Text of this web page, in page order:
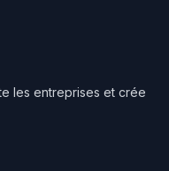
les entreprises et crée